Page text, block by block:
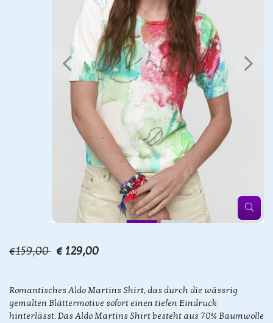
€159,00 € 129,00
Romantisches Aldo Martins Shirt, das durch die wässrig
gemalten Blättermotive sofort einen tiefen Eindruck
hinterlässt. Das Aldo Martins Shirt besteht aus 70% Baumwolle